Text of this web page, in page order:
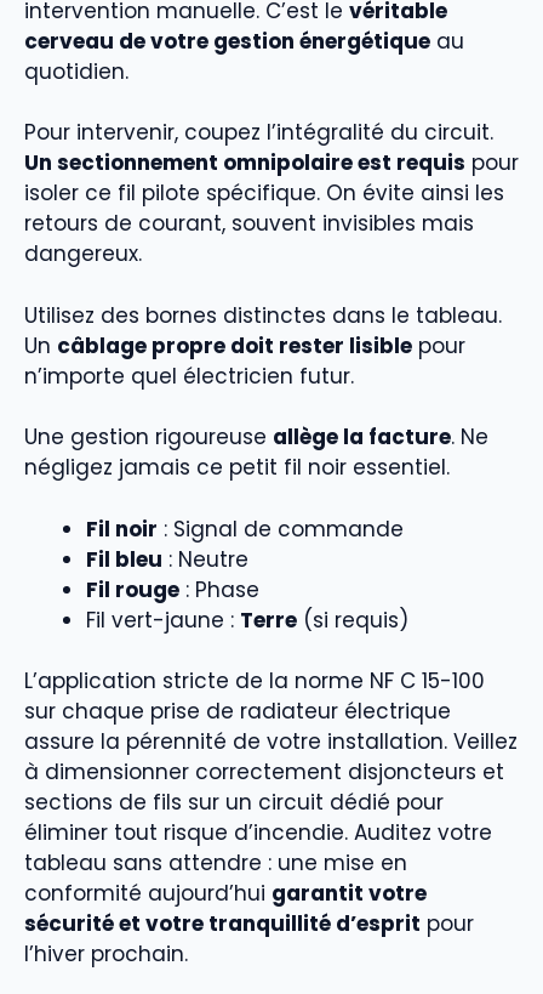
intervention manuelle. C’est le véritable
cerveau de votre gestion énergétique au
quotidien.
Pour intervenir, coupez l’intégralité du circuit.
Un sectionnement omnipolaire est requis pour
isoler ce fil pilote spécifique. On évite ainsi les
retours de courant, souvent invisibles mais
dangereux.
Utilisez des bornes distinctes dans le tableau.
Un câblage propre doit rester lisible pour
n’importe quel électricien futur.
Une gestion rigoureuse allège la facture. Ne
négligez jamais ce petit fil noir essentiel.
Fil noir : Signal de commande
Fil bleu : Neutre
Fil rouge : Phase
Fil vert-jaune : Terre (si requis)
L’application stricte de la norme NF C 15-100
sur chaque prise de radiateur électrique
assure la pérennité de votre installation. Veillez
à dimensionner correctement disjoncteurs et
sections de fils sur un circuit dédié pour
éliminer tout risque d’incendie. Auditez votre
tableau sans attendre : une mise en
conformité aujourd’hui garantit votre
sécurité et votre tranquillité d’esprit pour
l’hiver prochain.